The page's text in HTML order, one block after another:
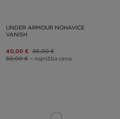
UNDER ARMOUR NOHAVICE
VANISH
40,00 € 85,00 €
50,00 € – najnižšia cena